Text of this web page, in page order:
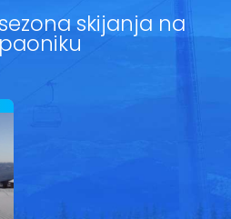
Kop Info
Ski info
skijanja na